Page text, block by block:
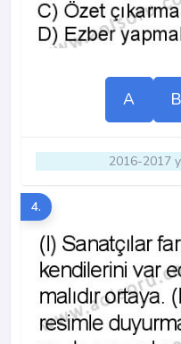
A B
2016-2017
4.